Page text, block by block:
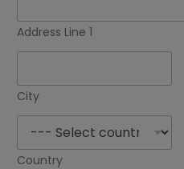
s
+
Address Line 1
City
Country